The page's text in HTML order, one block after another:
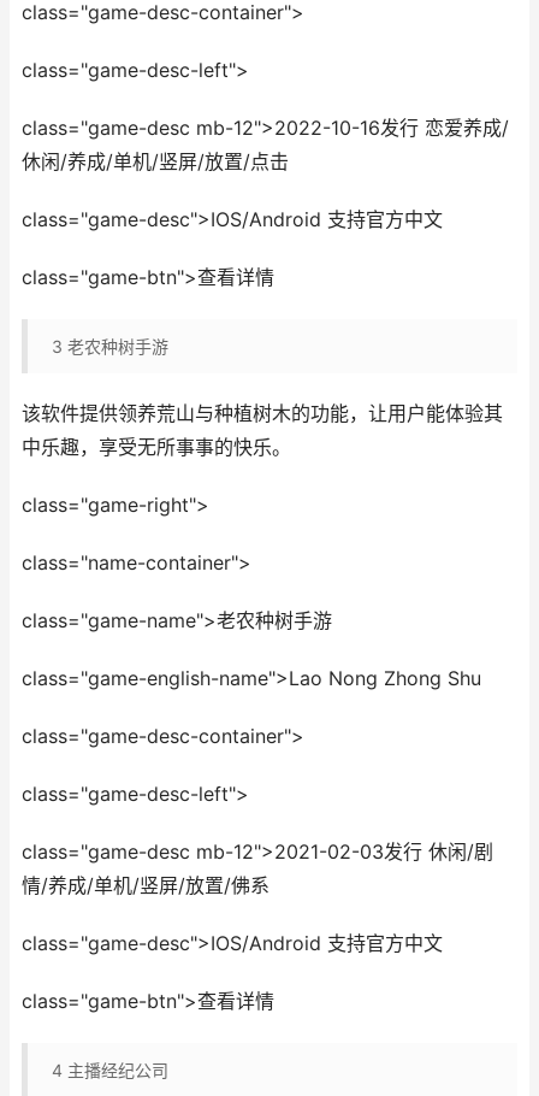
class="game-desc-container">
class="game-desc-left">
class="game-desc mb-12">2022-10-16发行 恋爱养成/
休闲/养成/单机/竖屏/放置/点击
class="game-desc">IOS/Android 支持官方中文
class="game-btn">查看详情
3 老农种树手游
该软件提供领养荒山与种植树木的功能，让用户能体验其
中乐趣，享受无所事事的快乐。
class="game-right">
class="name-container">
class="game-name">老农种树手游
class="game-english-name">Lao Nong Zhong Shu
class="game-desc-container">
class="game-desc-left">
class="game-desc mb-12">2021-02-03发行 休闲/剧
情/养成/单机/竖屏/放置/佛系
class="game-desc">IOS/Android 支持官方中文
class="game-btn">查看详情
4 主播经纪公司